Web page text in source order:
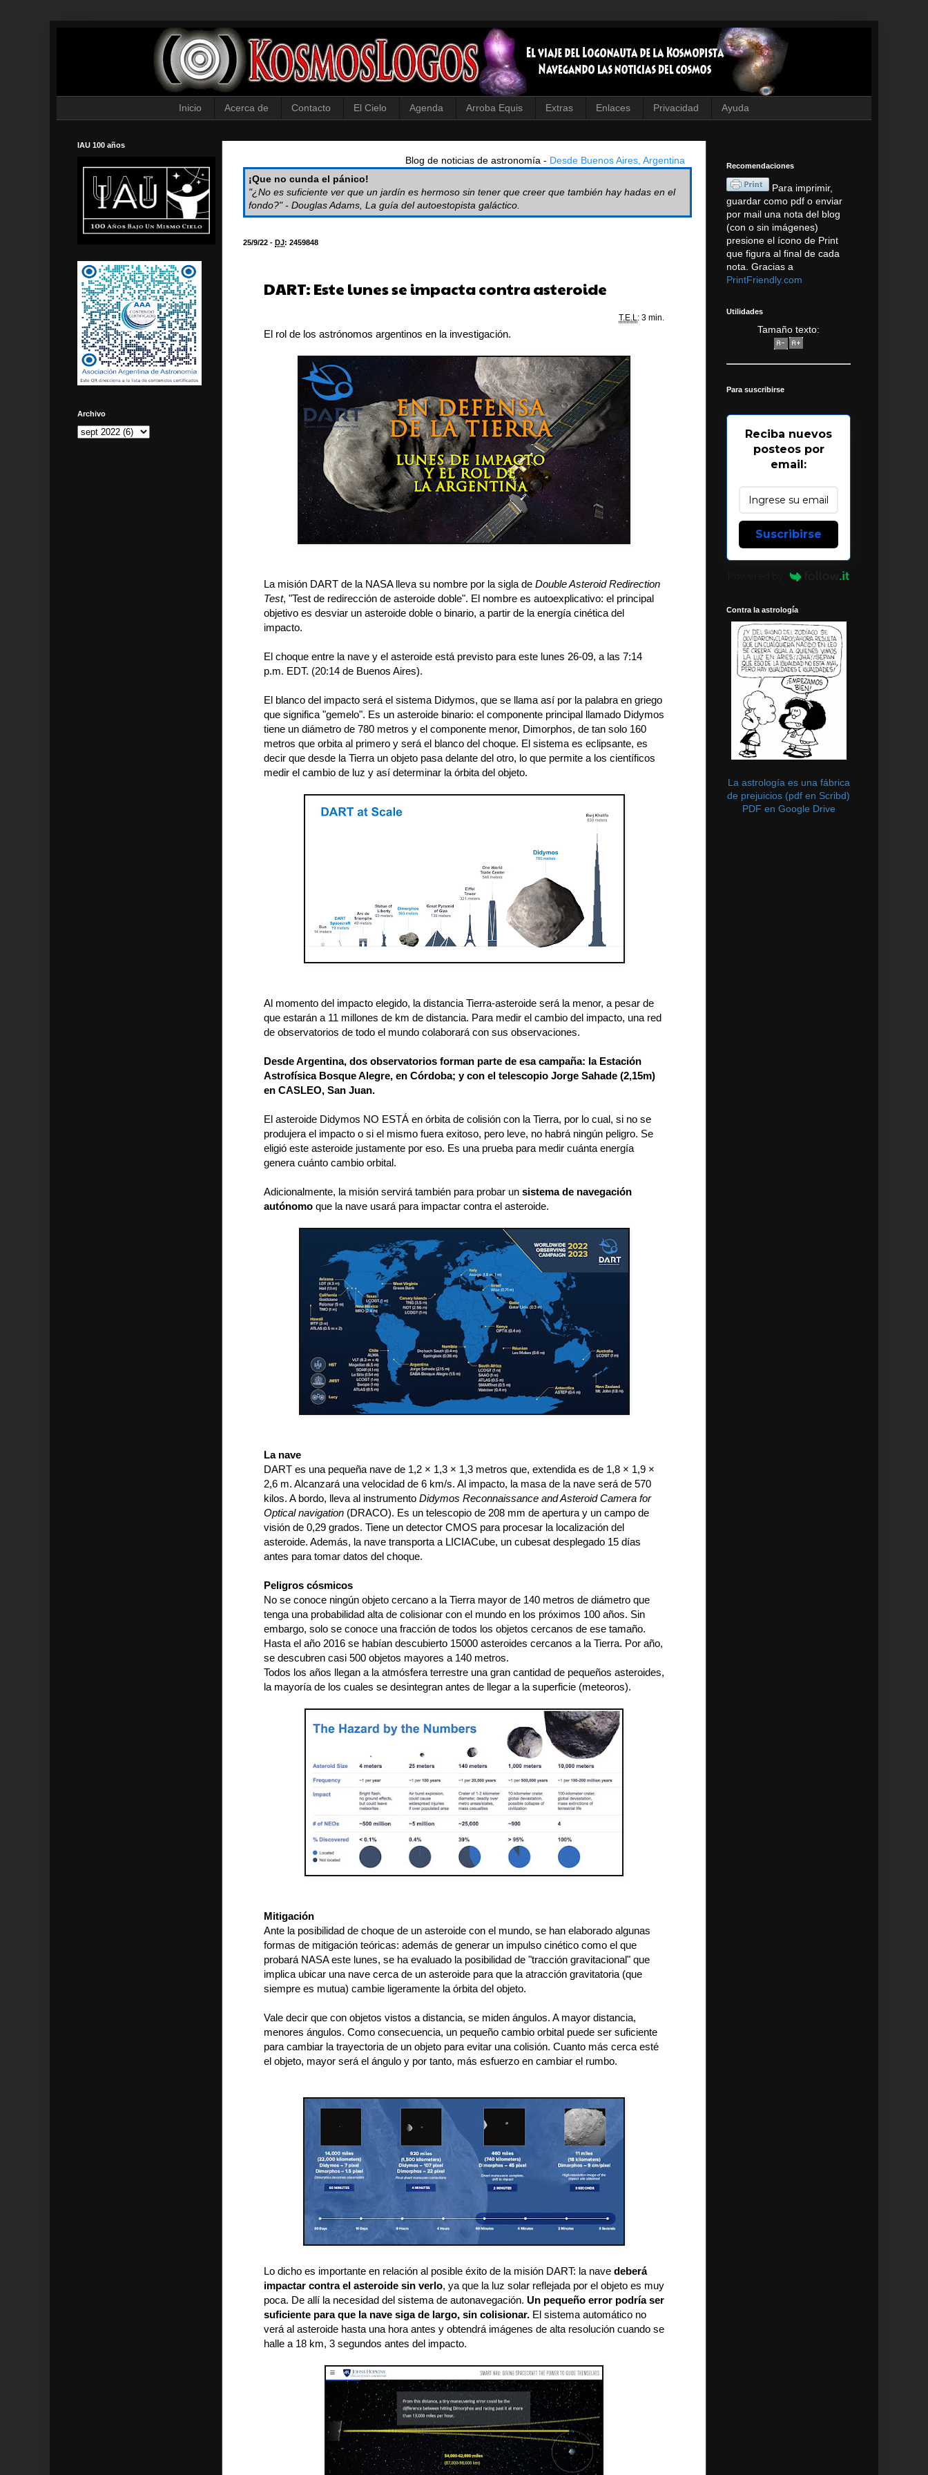
Inicio Acerca de Contacto El Cielo Agenda Arroba Equis Extras Enlaces Privacidad Ayuda
Blog de noticias de astronomía - Desde Buenos Aires, Argentina
¡Que no cunda el pánico!
"¿No es suficiente ver que un jardín es hermoso sin tener que creer que también hay hadas en el
fondo?" - Douglas Adams, La guía del autoestopista galáctico.
25/9/22 - DJ: 2459848
DART: Este lunes se impacta contra asteroide
T.E.L: 3 min.
El rol de los astrónomos argentinos en la investigación.
La misión DART de la NASA lleva su nombre por la sigla de Double Asteroid Redirection
Test, "Test de redirección de asteroide doble". El nombre es autoexplicativo: el principal
objetivo es desviar un asteroide doble o binario, a partir de la energía cinética del
impacto.
El choque entre la nave y el asteroide está previsto para este lunes 26-09, a las 7:14
p.m. EDT. (20:14 de Buenos Aires).
El blanco del impacto será el sistema Didymos, que se llama así por la palabra en griego
que significa "gemelo". Es un asteroide binario: el componente principal llamado Didymos
tiene un diámetro de 780 metros y el componente menor, Dimorphos, de tan solo 160
metros que orbita al primero y será el blanco del choque. El sistema es eclipsante, es
decir que desde la Tierra un objeto pasa delante del otro, lo que permite a los científicos
medir el cambio de luz y así determinar la órbita del objeto.
Al momento del impacto elegido, la distancia Tierra-asteroide será la menor, a pesar de
que estarán a 11 millones de km de distancia. Para medir el cambio del impacto, una red
de observatorios de todo el mundo colaborará con sus observaciones.
Desde Argentina, dos observatorios forman parte de esa campaña: la Estación
Astrofísica Bosque Alegre, en Córdoba; y con el telescopio Jorge Sahade (2,15m)
en CASLEO, San Juan.
El asteroide Didymos NO ESTÁ en órbita de colisión con la Tierra, por lo cual, si no se
produjera el impacto o si el mismo fuera exitoso, pero leve, no habrá ningún peligro. Se
eligió este asteroide justamente por eso. Es una prueba para medir cuánta energía
genera cuánto cambio orbital.
Adicionalmente, la misión servirá también para probar un sistema de navegación
autónomo que la nave usará para impactar contra el asteroide.
La nave
DART es una pequeña nave de 1,2 × 1,3 × 1,3 metros que, extendida es de 1,8 × 1,9 ×
2,6 m. Alcanzará una velocidad de 6 km/s. Al impacto, la masa de la nave será de 570
kilos. A bordo, lleva al instrumento Didymos Reconnaissance and Asteroid Camera for
Optical navigation (DRACO). Es un telescopio de 208 mm de apertura y un campo de
visión de 0,29 grados. Tiene un detector CMOS para procesar la localización del
asteroide. Además, la nave transporta a LICIACube, un cubesat desplegado 15 días
antes para tomar datos del choque.
Peligros cósmicos
No se conoce ningún objeto cercano a la Tierra mayor de 140 metros de diámetro que
tenga una probabilidad alta de colisionar con el mundo en los próximos 100 años. Sin
embargo, solo se conoce una fracción de todos los objetos cercanos de ese tamaño.
Hasta el año 2016 se habían descubierto 15000 asteroides cercanos a la Tierra. Por año,
se descubren casi 500 objetos mayores a 140 metros.
Todos los años llegan a la atmósfera terrestre una gran cantidad de pequeños asteroides,
la mayoría de los cuales se desintegran antes de llegar a la superficie (meteoros).
Mitigación
Ante la posibilidad de choque de un asteroide con el mundo, se han elaborado algunas
formas de mitigación teóricas: además de generar un impulso cinético como el que
probará NASA este lunes, se ha evaluado la posibilidad de "tracción gravitacional" que
implica ubicar una nave cerca de un asteroide para que la atracción gravitatoria (que
siempre es mutua) cambie ligeramente la órbita del objeto.
Vale decir que con objetos vistos a distancia, se miden ángulos. A mayor distancia,
menores ángulos. Como consecuencia, un pequeño cambio orbital puede ser suficiente
para cambiar la trayectoria de un objeto para evitar una colisión. Cuanto más cerca esté
el objeto, mayor será el ángulo y por tanto, más esfuerzo en cambiar el rumbo.
Lo dicho es importante en relación al posible éxito de la misión DART: la nave deberá
impactar contra el asteroide sin verlo, ya que la luz solar reflejada por el objeto es muy
poca. De allí la necesidad del sistema de autonavegación. Un pequeño error podría ser
suficiente para que la nave siga de largo, sin colisionar. El sistema automático no
verá al asteroide hasta una hora antes y obtendrá imágenes de alta resolución cuando se
halle a 18 km, 3 segundos antes del impacto.
IAU 100 años
Archivo
Recomendaciones
Para imprimir,
guardar como pdf o enviar
por mail una nota del blog
(con o sin imágenes)
presione el ícono de Print
que figura al final de cada
nota. Gracias a
PrintFriendly.com
Utilidades
Tamaño texto:
Para suscribirse
Reciba nuevos
posteos por
email:
Suscribirse
Contra la astrología
La astrología es una fábrica
de prejuicios (pdf en Scribd)
PDF en Google Drive